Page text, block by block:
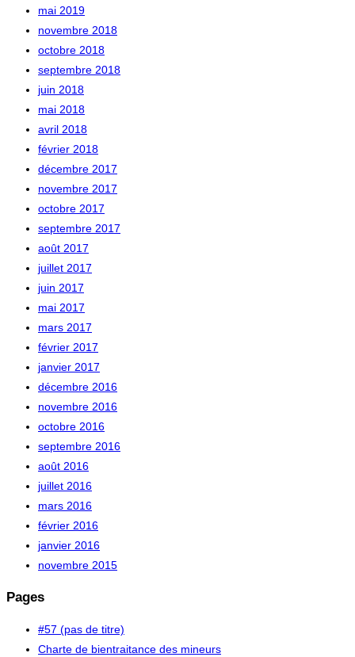
mai 2019
novembre 2018
octobre 2018
septembre 2018
juin 2018
mai 2018
avril 2018
février 2018
décembre 2017
novembre 2017
octobre 2017
septembre 2017
août 2017
juillet 2017
juin 2017
mai 2017
mars 2017
février 2017
janvier 2017
décembre 2016
novembre 2016
octobre 2016
septembre 2016
août 2016
juillet 2016
mars 2016
février 2016
janvier 2016
novembre 2015
Pages
#57 (pas de titre)
Charte de bientraitance des mineurs